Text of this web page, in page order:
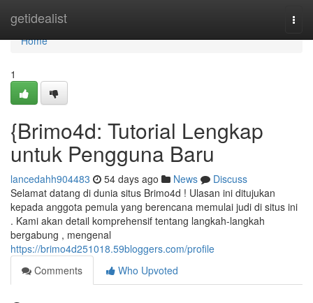
getidealist
Home
Home
1
{Brimo4d: Tutorial Lengkap
untuk Pengguna Baru
lancedahh904483 54 days ago News
Discuss
Selamat datang di dunia situs Brimo4d ! Ulasan ini ditujukan
kepada anggota pemula yang berencana memulai judi di situs ini
. Kami akan detail komprehensif tentang langkah-langkah
bergabung , mengenal
https://brimo4d251018.59bloggers.com/profile
Comments
Who Upvoted